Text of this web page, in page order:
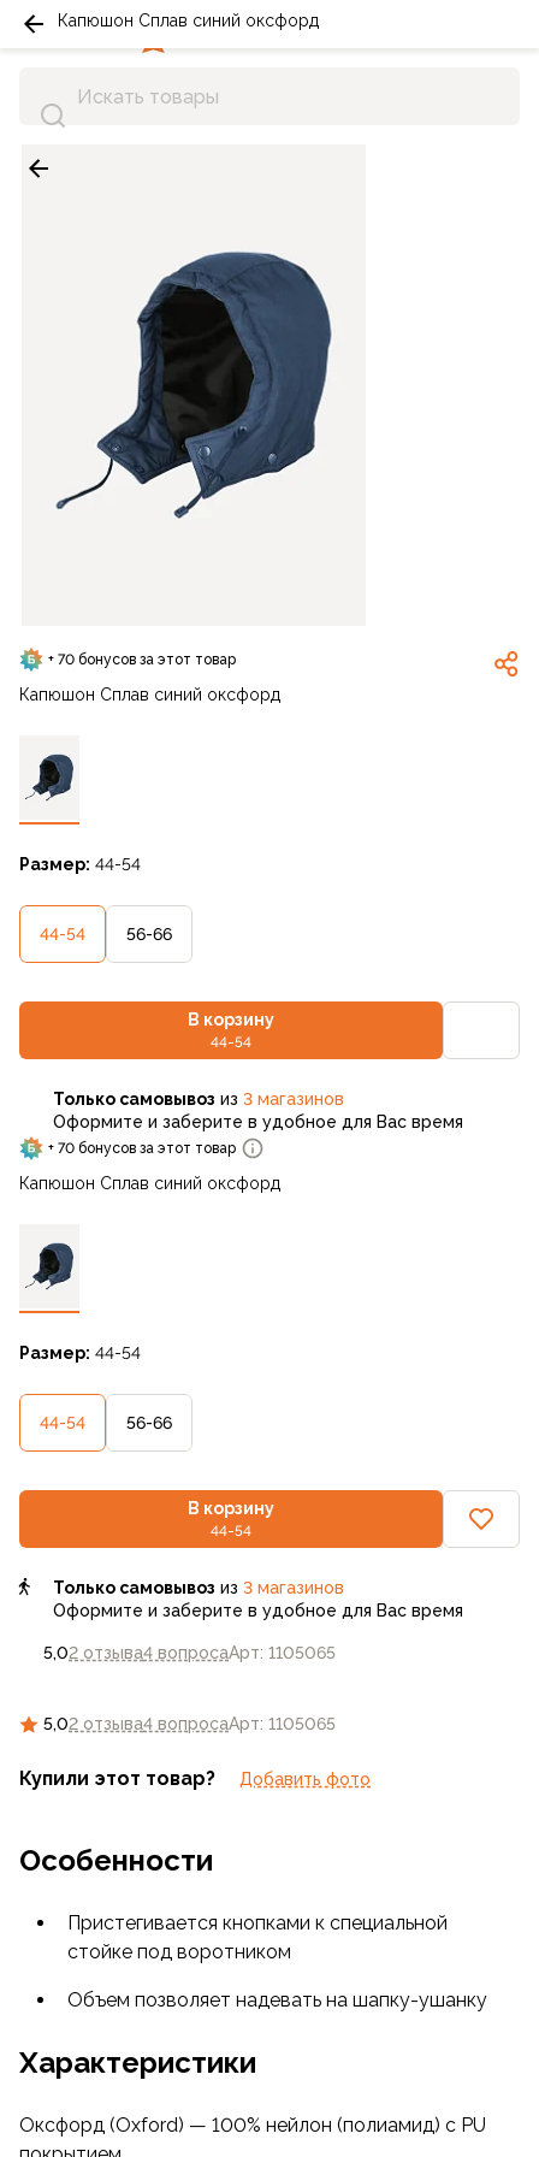
+ 70 бонусов за этот товар
Капюшон Сплав синий оксфорд
Размер: 44-54
44-54 56-66
В корзину
44-54
5,02 отзыва4 вопросаАрт: 1105065
Только самовывоз из 3 магазинов
Оформите и заберите в удобное для Вас время
+ 70 бонусов за этот товар
Капюшон Сплав синий оксфорд
Размер: 44-54
44-54 56-66
В корзину
44-54
5,02 отзыва4 вопросаАрт: 1105065
Только самовывоз из 3 магазинов
Оформите и заберите в удобное для Вас время
Купили этот товар? Добавить фото
Особенности
Пристегивается кнопками к специальной
стойке под воротником
Объем позволяет надевать на шапку-ушанку
Характеристики
Оксфорд (Oxford) — 100% нейлон (полиамид) с PU
Капюшон Сплав синий оксфорд